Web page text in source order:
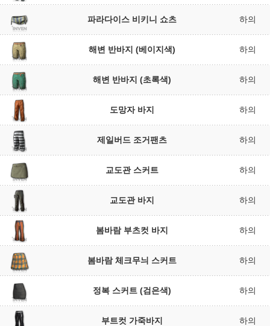
파라다이스 비키니 쇼츠 하의
해변 반바지 (베이지색) 하의
해변 반바지 (초록색) 하의
도망자 바지 하의
제일버드 조거팬츠 하의
교도관 스커트 하의
교도관 바지 하의
봄바람 부츠컷 바지 하의
봄바람 체크무늬 스커트 하의
정복 스커트 (검은색) 하의
부트컷 가죽바지 하의